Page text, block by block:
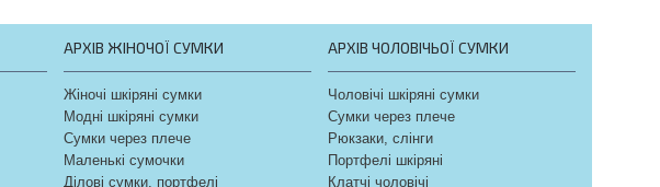
АРХІВ ЖІНОЧОЇ СУМКИ
Жіночі шкіряні сумки
Модні шкіряні сумки
Сумки через плече
Маленькі сумочки
Ділові сумки, портфелі
АРХІВ ЧОЛОВІЧЬОЇ СУМКИ
Чоловічі шкіряні сумки
Сумки через плече
Рюкзаки, слінги
Портфелі шкіряні
Клатчі чоловічі